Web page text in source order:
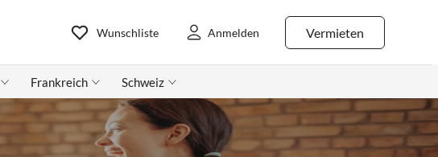
Vermieten
Wunschliste Anmelden
Frankreich Schweiz